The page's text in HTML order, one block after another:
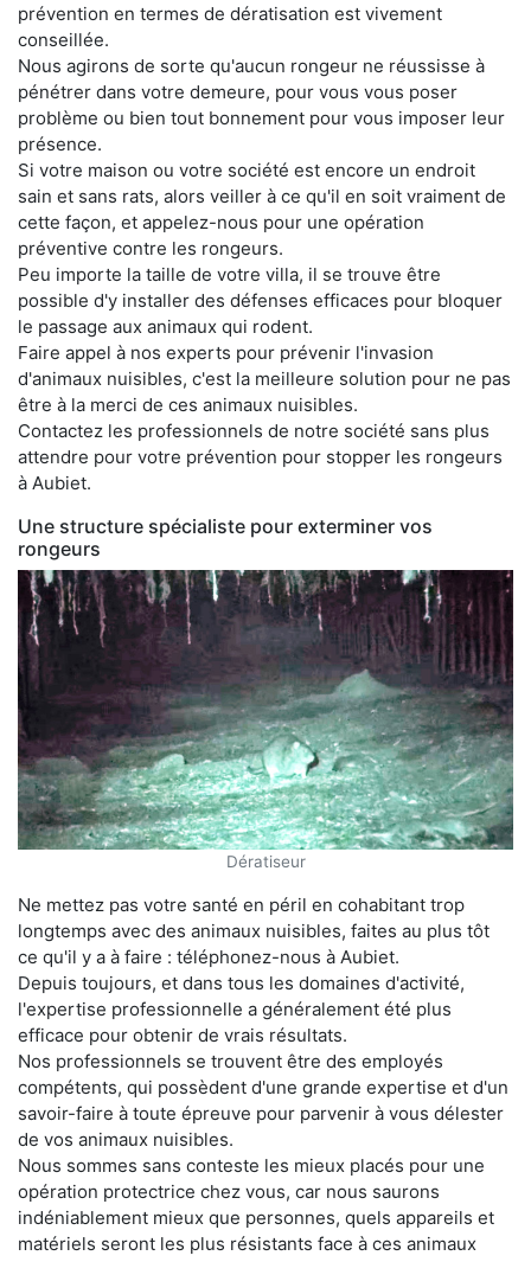
prévention en termes de dératisation est vivement
conseillée.
Nous agirons de sorte qu'aucun rongeur ne réussisse à
pénétrer dans votre demeure, pour vous vous poser
problème ou bien tout bonnement pour vous imposer leur
présence.
Si votre maison ou votre société est encore un endroit
sain et sans rats, alors veiller à ce qu'il en soit vraiment de
cette façon, et appelez-nous pour une opération
préventive contre les rongeurs.
Peu importe la taille de votre villa, il se trouve être
possible d'y installer des défenses efficaces pour bloquer
le passage aux animaux qui rodent.
Faire appel à nos experts pour prévenir l'invasion
d'animaux nuisibles, c'est la meilleure solution pour ne pas
être à la merci de ces animaux nuisibles.
Contactez les professionnels de notre société sans plus
attendre pour votre prévention pour stopper les rongeurs
à Aubiet.
Une structure spécialiste pour exterminer vos
rongeurs
Dératiseur
Ne mettez pas votre santé en péril en cohabitant trop
longtemps avec des animaux nuisibles, faites au plus tôt
ce qu'il y a à faire : téléphonez-nous à Aubiet.
Depuis toujours, et dans tous les domaines d'activité,
l'expertise professionnelle a généralement été plus
efficace pour obtenir de vrais résultats.
Nos professionnels se trouvent être des employés
compétents, qui possèdent d'une grande expertise et d'un
savoir-faire à toute épreuve pour parvenir à vous délester
de vos animaux nuisibles.
Nous sommes sans conteste les mieux placés pour une
opération protectrice chez vous, car nous saurons
indéniablement mieux que personnes, quels appareils et
matériels seront les plus résistants face à ces animaux